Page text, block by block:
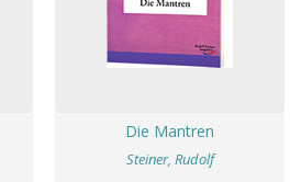
Die Mantren
Steiner, Rudolf